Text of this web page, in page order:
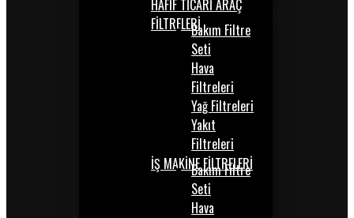
HAFİF TİCARİ ARAÇ
FİLTRELERİBakım Filtre
Seti
Hava
Filtreleri
Yağ Filtreleri
Yakıt
Filtreleri
İŞ MAKİNE FİLTRELERİ
Bakım Filtre
Seti
Hava